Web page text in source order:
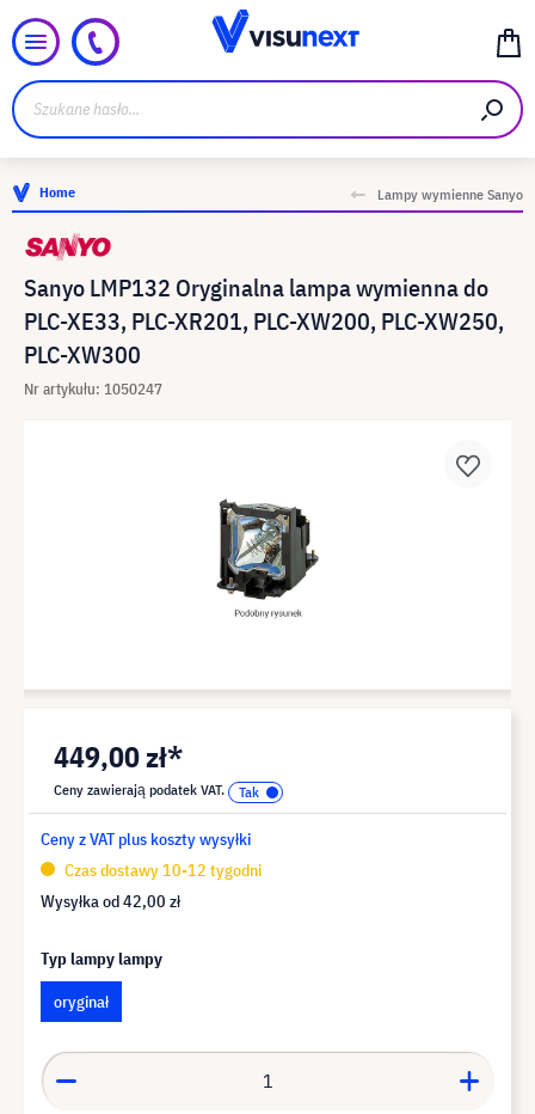
Home Lampy wymienne Sanyo
Sanyo LMP132 Oryginalna lampa wymienna do
PLC-XE33, PLC-XR201, PLC-XW200, PLC-XW250,
PLC-XW300
Nr artykułu: 1050247
449,00 zł*
Ceny zawierają podatek VAT.
Ceny z VAT plus koszty wysyłki
Czas dostawy 10-12 tygodni
Wysyłka od42,00 zł
Typ lampy lampy
oryginał